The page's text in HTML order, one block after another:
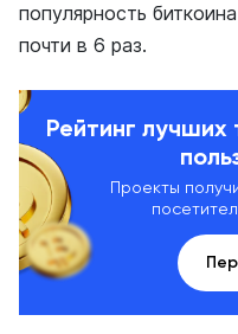
популярность биткоина
почти в 6 раз.
Рейтинг
Проекты